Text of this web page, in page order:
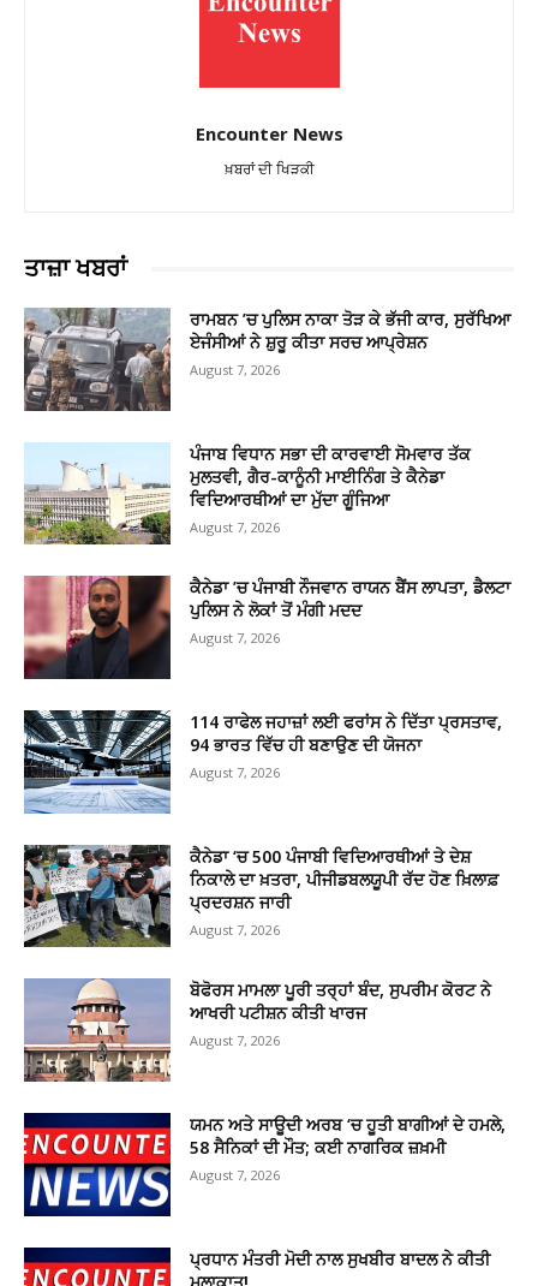
Encounter News
ਖ਼ਬਰਾਂ ਦੀ ਖਿੜਕੀ
ਤਾਜ਼ਾ ਖਬਰਾਂ
ਰਾਮਬਨ ’ਚ ਪੁਲਿਸ ਨਾਕਾ ਤੋੜ ਕੇ ਭੱਜੀ ਕਾਰ, ਸੁਰੱਖਿਆ
ਏਜੰਸੀਆਂ ਨੇ ਸ਼ੁਰੂ ਕੀਤਾ ਸਰਚ ਆਪ੍ਰੇਸ਼ਨ
August 7, 2026
ਪੰਜਾਬ ਵਿਧਾਨ ਸਭਾ ਦੀ ਕਾਰਵਾਈ ਸੋਮਵਾਰ ਤੱਕ
ਮੁਲਤਵੀ, ਗੈਰ-ਕਾਨੂੰਨੀ ਮਾਈਨਿੰਗ ਤੇ ਕੈਨੇਡਾ
ਵਿਦਿਆਰਥੀਆਂ ਦਾ ਮੁੱਦਾ ਗੂੰਜਿਆ
August 7, 2026
ਕੈਨੇਡਾ ’ਚ ਪੰਜਾਬੀ ਨੌਜਵਾਨ ਰਾਯਨ ਬੈਂਸ ਲਾਪਤਾ, ਡੈਲਟਾ
ਪੁਲਿਸ ਨੇ ਲੋਕਾਂ ਤੋਂ ਮੰਗੀ ਮਦਦ
August 7, 2026
114 ਰਾਫੇਲ ਜਹਾਜ਼ਾਂ ਲਈ ਫਰਾਂਸ ਨੇ ਦਿੱਤਾ ਪ੍ਰਸਤਾਵ,
94 ਭਾਰਤ ਵਿੱਚ ਹੀ ਬਣਾਉਣ ਦੀ ਯੋਜਨਾ
August 7, 2026
ਕੈਨੇਡਾ ‘ਚ 500 ਪੰਜਾਬੀ ਵਿਦਿਆਰਥੀਆਂ ਤੇ ਦੇਸ਼
ਨਿਕਾਲੇ ਦਾ ਖ਼ਤਰਾ, ਪੀਜੀਡਬਲਯੂਪੀ ਰੱਦ ਹੋਣ ਖ਼ਿਲਾਫ਼
ਪ੍ਰਦਰਸ਼ਨ ਜਾਰੀ
August 7, 2026
ਬੋਫੋਰਸ ਮਾਮਲਾ ਪੂਰੀ ਤਰ੍ਹਾਂ ਬੰਦ, ਸੁਪਰੀਮ ਕੋਰਟ ਨੇ
ਆਖਰੀ ਪਟੀਸ਼ਨ ਕੀਤੀ ਖਾਰਜ
August 7, 2026
ਯਮਨ ਅਤੇ ਸਾਊਦੀ ਅਰਬ ‘ਚ ਹੂਤੀ ਬਾਗੀਆਂ ਦੇ ਹਮਲੇ,
58 ਸੈਨਿਕਾਂ ਦੀ ਮੌਤ; ਕਈ ਨਾਗਰਿਕ ਜ਼ਖ਼ਮੀ
August 7, 2026
ਪ੍ਰਧਾਨ ਮੰਤਰੀ ਮੋਦੀ ਨਾਲ ਸੁਖਬੀਰ ਬਾਦਲ ਨੇ ਕੀਤੀ